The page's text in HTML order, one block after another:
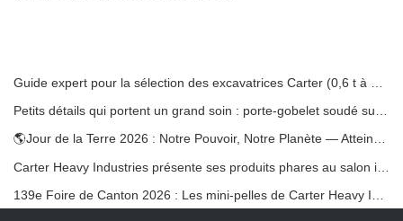
🌎Jour de la Terre 2026 : Notre Pouvoir, Notre Planète — Atteindre une Construction Bas Carbone avec les Mini-pelles Carter